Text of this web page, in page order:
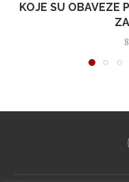
KOJE SU OBAVEZE